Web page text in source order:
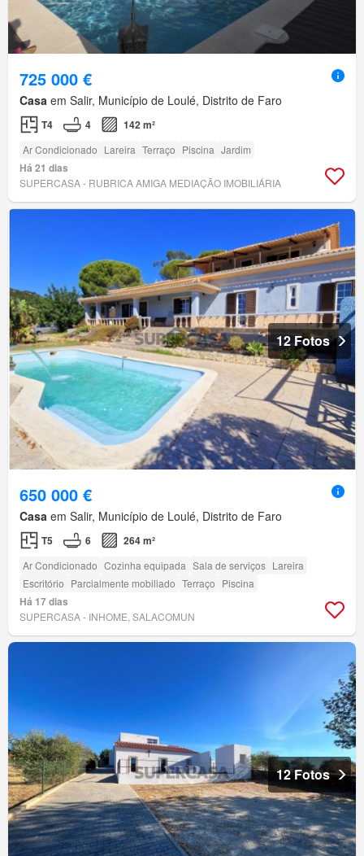
725 000 €
Casa em Salir, Município de Loulé, Distrito de Faro
T4 4 142 m²
Ar Condicionado Lareira Terraço Piscina Jardim
Há 21 dias
SUPERCASA - RUBRICA AMIGA MEDIAÇÃO IMOBILIÁRIA
12 Fotos
650 000 €
Casa em Salir, Município de Loulé, Distrito de Faro
T5 6 264 m²
Ar Condicionado Cozinha equipada Sala de serviços Lareira
Escritório Parcialmente mobiliado Terraço Piscina
Há 17 dias
SUPERCASA - INHOME, SALACOMUN
12 Fotos